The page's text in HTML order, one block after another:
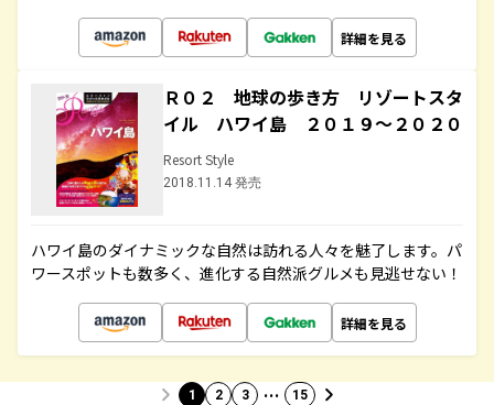
詳細を見る
Ｒ０２ 地球の歩き方 リゾートスタ
イル ハワイ島 ２０１９～２０２０
Resort Style
2018.11.14 発売
ハワイ島のダイナミックな自然は訪れる人々を魅了します。パ
ワースポットも数多く、進化する自然派グルメも見逃せない！
詳細を見る
1 2 3 … 15